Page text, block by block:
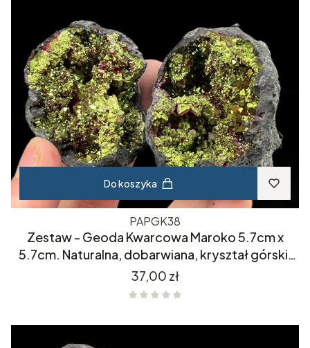
Do koszyka
PAPGK38
Zestaw - Geoda Kwarcowa Maroko 5.7cm x
5.7cm. Naturalna, dobarwiana, kryształ górski,
kwarc, minerał.
Cena
37,00 zł